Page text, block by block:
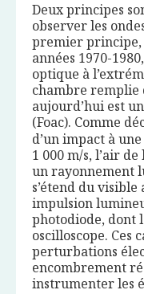
Deux principes
observer les
premier principe,
années 1970-
optique à
chambre remplie
aujourd’hui est
(Foac). Comme
d’un impact à
1 000 m/s, l’air
un rayonnement
s’étend du
impulsion
photodiode, dont
oscilloscope. Ces
perturbations
encombrement
instrumenter les